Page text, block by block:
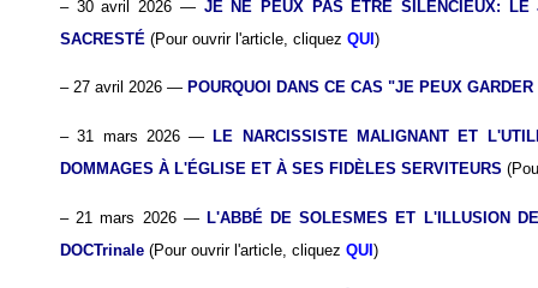
– 30 avril 2026 — JE NE PEUX PAS ÊTRE SILENCIEUX:
SACRESTÉ (Pour ouvrir l'article, cliquez QUI )
– 27 avril 2026 — POURQUOI DANS CE CAS "JE PEUX
– 31 mars 2026 — LE NARCISSISTE MALIGNANT ET
DOMMAGES À L'ÉGLISE ET À SES FIDÈLES SERVITEURS
– 21 mars 2026 — L'ABBÉ DE SOLESMES ET L'ILLUSION
DOCTrinale (Pour ouvrir l'article, cliquez QUI)